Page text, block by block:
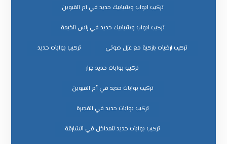
تركيب ابواب وشبابيك حديد في ام القيوين
تركيب ابواب وشبابيك حديد في راس الخيمة
تركيب ارضيات باركية مع عزل صوتي تركيب بوابات حديد
تركيب بوابات حديد جرار
تركيب بوابات حديد في أم القيوين
تركيب بوابات حديد في الفجيرة
تركيب بوابات حديد للمداخل في الشارقة